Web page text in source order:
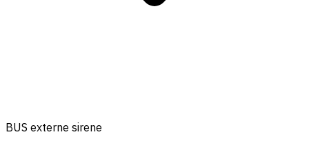
BUS externe sirene